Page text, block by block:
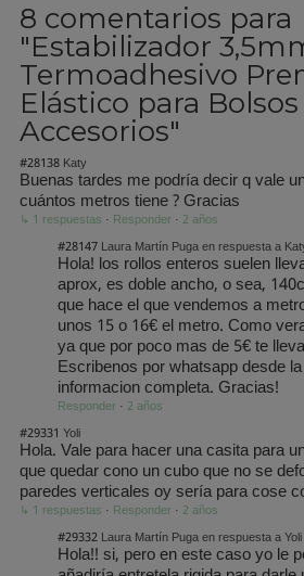
8 comentarios para
"Estabilizador
Termoadhesivo
Elástico para Bolsos
Accesorios"
#28138 Katy
Buenas tardes me podría decir q vale
cuántos metros tiene ? Gracias
↳ 1 respuestas · Responder · 2 años
#28147
Laura Martín Puga en respuesta a
Hola! los rollos enteros suelen
aprox, es doble ancho, o sea,
que hace el que vendemos a
unos 15 o 16€ el metro. Como
ya que por poco mas de 5€ te
Escribenos por whatsapp desde
informacion completa. Gracias!
Responder · 2 años
#29331 Yoli
Hola. Vale para hacer una casita para un perrito?
que quedar cono un cubo que no se
paredes verticales oy sería para cose
↳ 1 respuestas · Responder · 2 años
#29332
Laura Martín Puga en respuesta a Yoli
Hola!! si, pero en este caso yo le